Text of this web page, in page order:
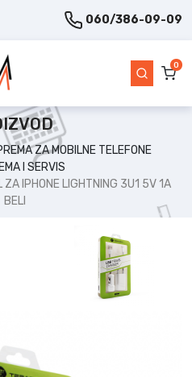
060/386-09-09
0
ZA MOBILNE TELEFONE
I SERVIS
ZA IPHONE LIGHTNING 3U1 5V 1A
BELI